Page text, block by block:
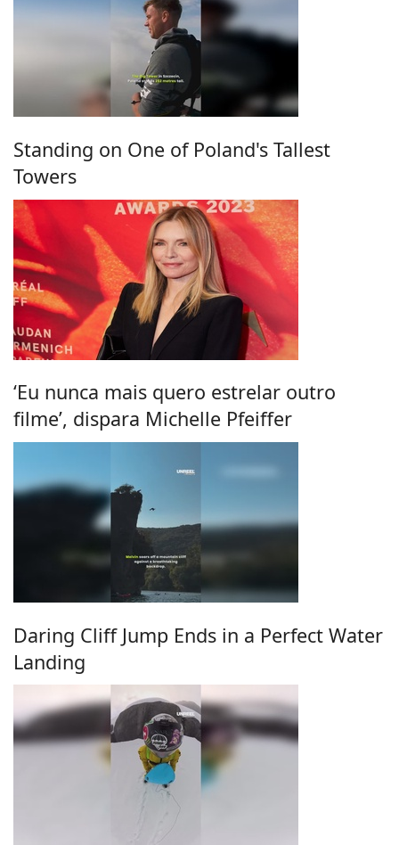
Standing on One of Poland's Tallest
Towers
‘Eu nunca mais quero estrelar outro
filme’, dispara Michelle Pfeiffer
Daring Cliff Jump Ends in a Perfect Water
Landing